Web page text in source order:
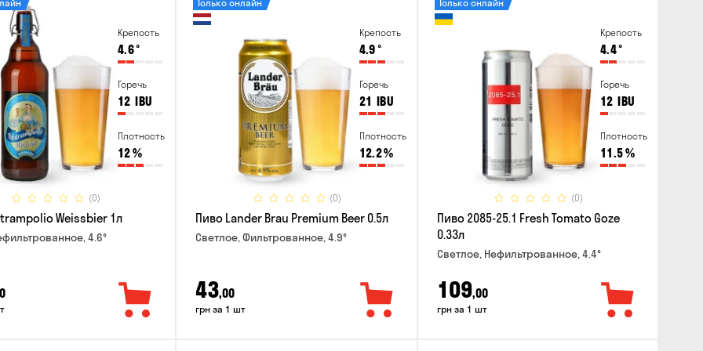
Крепость
4.6°
Горечь
12 IBU
Плотность
12%
(0)
Weissbier 1л
4.6°
Крепость
4.9°
Горечь
21 IBU
Плотность
12.2%
(0)
Только онлайн
Пиво Lander Brau Premium Beer 0.5л
Светлое, Фильтрованное, 4.9°
43,00
грн за 1 шт
Крепость
4.4°
Горечь
12 IBU
Плотность
11.5%
(0)
Только онлайн
Пиво 2085-25.1 Fresh Tomato Goze
0.33л
Светлое, Нефильтрованное, 4.4°
109,00
грн за 1 шт